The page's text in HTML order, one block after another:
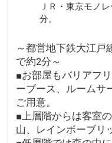
ＪＲ・東京モノ
分。
～都営地下鉄大江戸
で約2分～
■お部屋もバリアフ
ーブース、ルームサ
ご用意。
■上層階からは客室
山、レインボーブリ